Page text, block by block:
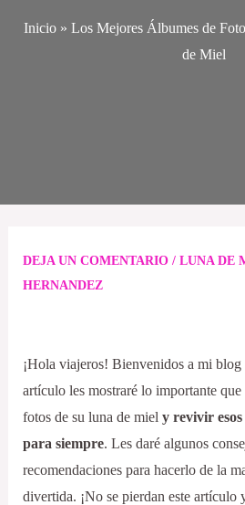
Inicio » Los Mejores Álbumes de
de Miel
DEJA UN COMENTARIO / LUNA DE
HERNANDEZ
¡Hola viajeros! Bienvenidos a mi
artículo les mostraré lo importante que
fotos de su luna de miel y revivir
para siempre. Les daré algunos
recomendaciones para hacerlo de la
divertida. ¡No se pierdan este artículo
entradas